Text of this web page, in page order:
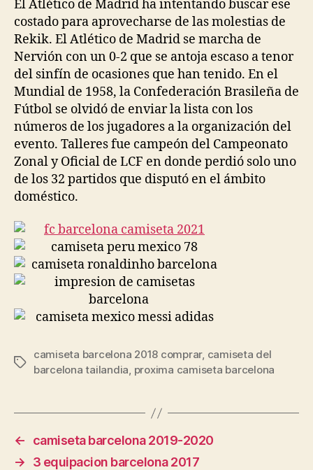
El Atlético de Madrid ha intentando buscar ese
costado para aprovecharse de las molestias de
Rekik. El Atlético de Madrid se marcha de
Nervión con un 0-2 que se antoja escaso a tenor
del sinfín de ocasiones que han tenido. En el
Mundial de 1958, la Confederación Brasileña de
Fútbol se olvidó de enviar la lista con los
números de los jugadores a la organización del
evento. Talleres fue campeón del Campeonato
Zonal y Oficial de LCF en donde perdió solo uno
de los 32 partidos que disputó en el ámbito
doméstico.
Etiquetas
camiseta barcelona 2018 comprar, camiseta del
barcelona tailandia, proxima camiseta barcelona
←
camiseta barcelona 2019-2020
→
3 equipacion barcelona 2017